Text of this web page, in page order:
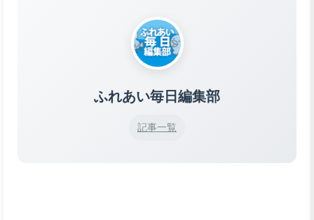
ふれあい毎日編集部
記事一覧